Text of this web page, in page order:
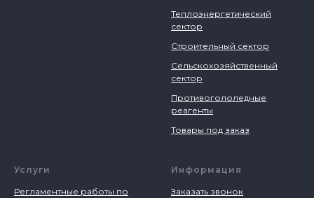
Теплоэнергетический
сектор
Строительный сектор
Сельскохозяйственный
сектор
Противогололедные
реагенты
Товары под заказ
Услуги
Регламентные работы по
Информация
Заказать звонок